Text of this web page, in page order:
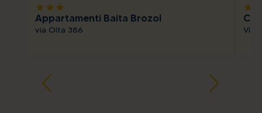
starstarstar
Appartamenti Baita Brozol
via Olta 386
star
Via